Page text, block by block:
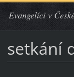
Evangelíci v
setkání